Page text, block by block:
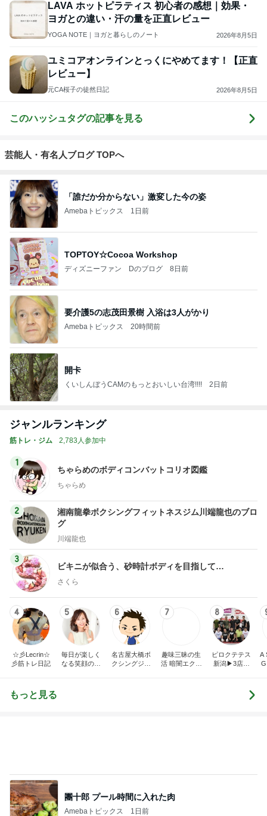
LAVA ホットピラティス 初心者の感想｜効果・
ヨガとの違い・汗の量を正直レビュー
YOGA NOTE｜ヨガと暮らしのノート 2026年8月5日
ユミコアオンラインとっくにやめてます！【正直
レビュー】
元CA桜子の徒然日記 2026年8月5日
このハッシュタグの記事を見る
芸能人・有名人ブログ TOPへ
「誰だか分からない」激変した今の姿
Amebaトピックス 1日前
TOPTOY☆Cocoa Workshop
ディズニーファン Dのブログ 8日前
要介護5の志茂田景樹 入浴は3人がかり
Amebaトピックス 20時間前
開卡
くいしんぼうCAMのもっとおいしい台湾!!!! 2日前
ジャンルランキング
筋トレ・ジム 2,783人参加中
1
ちゃらめのボディコンバットコリオ図鑑
ちゃらめ
2
湘南龍拳ボクシングフィットネスジム川端龍也のブロ
グ
川端龍也
3
ビキニが似合う、砂時計ボディを目指して…
さくら
4
☆彡Lecrin☆
彡筋トレ日記
5
毎日が楽しく
なる笑顔の美
6
名古屋大橋ボ
クシングジム
7
趣味三昧の生
活 暗闇エクサ
8
ピロクテテス
新潟▶3店舗
区文京町、新
A
もっと見る
團十郎 プール時間に入れた肉
Amebaトピックス 1日前